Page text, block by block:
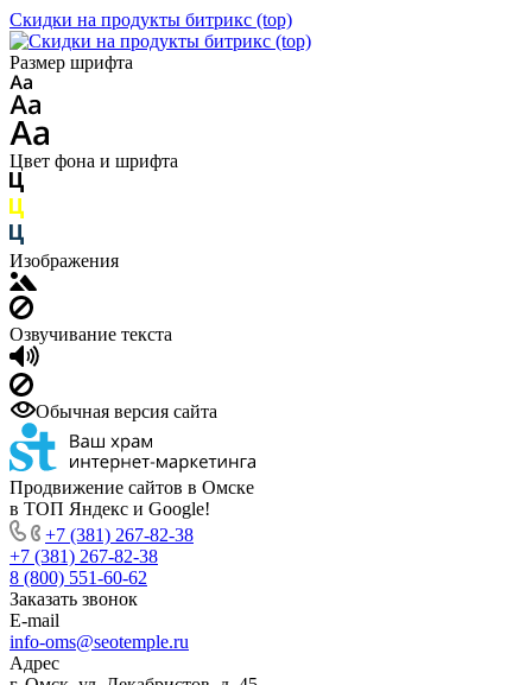
Скидки на продукты битрикс (top)
Размер шрифта
Цвет фона и шрифта
Изображения
Озвучивание текста
Обычная версия сайта
Продвижение сайтов в Омске
в ТОП Яндекс и Google!
+7 (381) 267-82-38
+7 (381) 267-82-38
8 (800) 551-60-62
Заказать звонок
E-mail
info-oms@seotemple.ru
Адрес